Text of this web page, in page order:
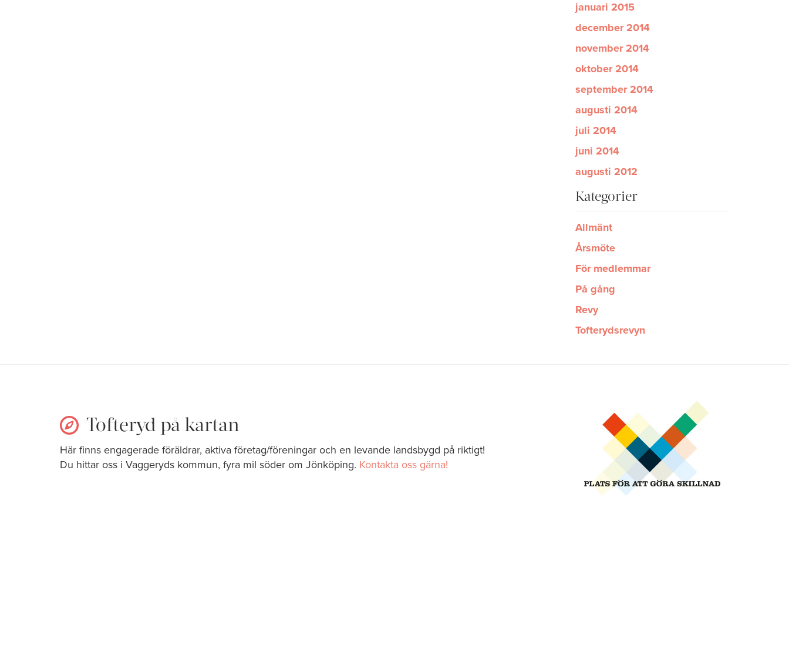
januari 2015
december 2014
november 2014
oktober 2014
september 2014
augusti 2014
juli 2014
juni 2014
augusti 2012
Kategorier
Allmänt
Årsmöte
För medlemmar
På gång
Revy
Tofterydsrevyn
Tofteryd på kartan
Här finns engagerade föräldrar, aktiva företag/föreningar och en levande landsbygd på riktigt!
Du hittar oss i Vaggeryds kommun, fyra mil söder om Jönköping. Kontakta oss gärna!